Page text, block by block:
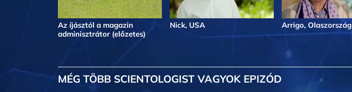
Az íjásztól a magazin
adminisztrátor (előzetes)
Nick, USA Arrigo, Olaszország
MÉG TÖBB SCIENTOLOGIST VAGYOK EPIZÓD